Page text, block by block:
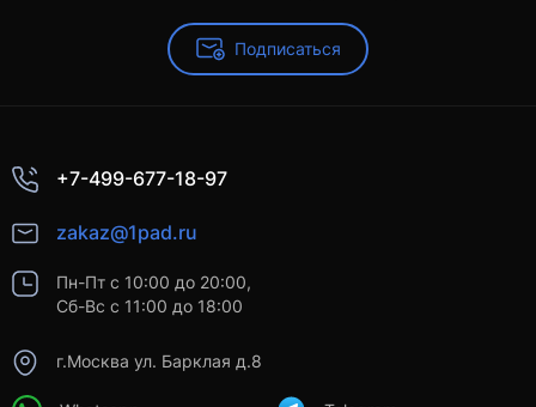
Подписаться
+7-499-677-18-97
zakaz@1pad.ru
Пн-Пт с 10:00 до 20:00,
Сб-Вс с 11:00 до 18:00
г.Москва ул. Барклая д.8